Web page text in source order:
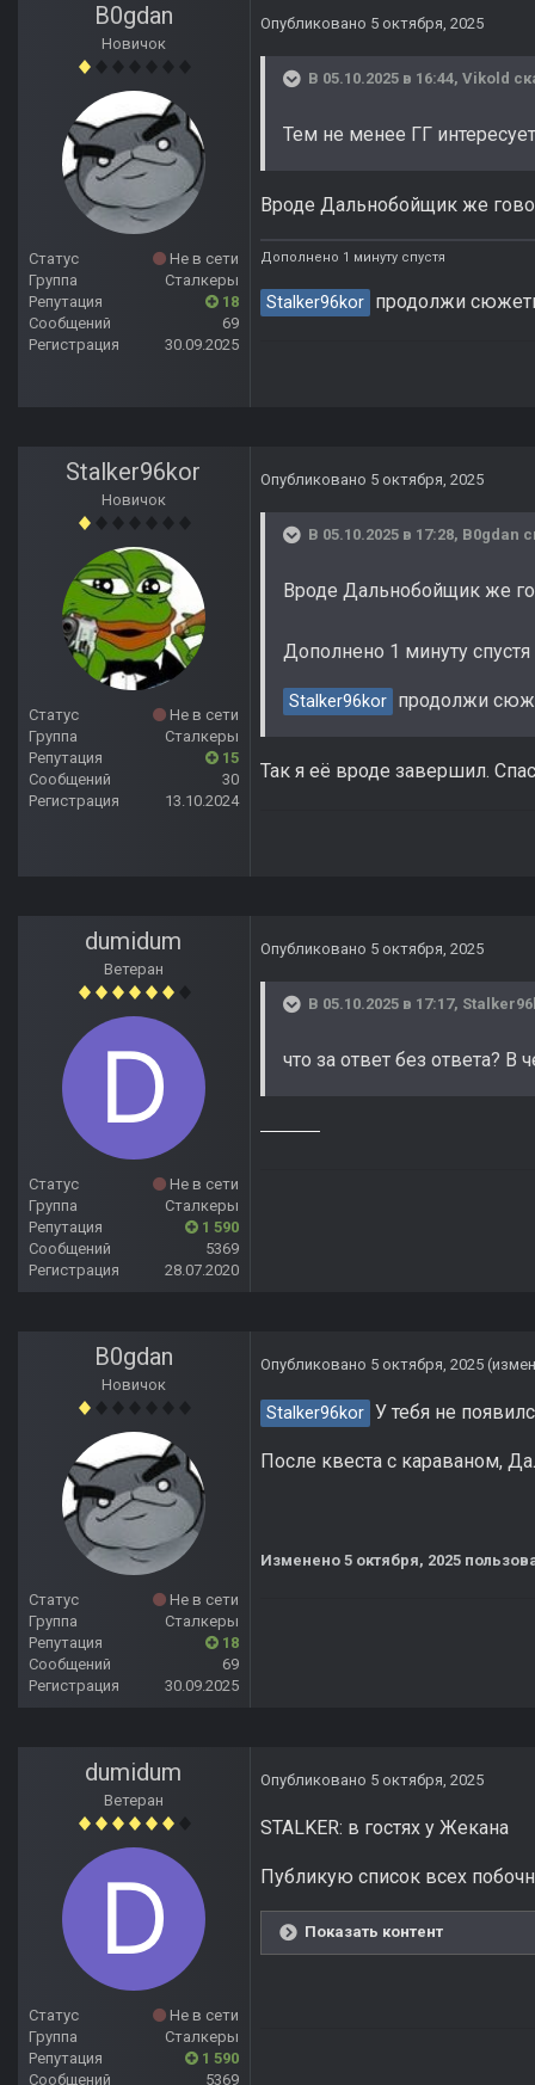
B0gdan
Новичок
Статус
Не в сети
Группа
Сталкеры
Репутация
18
Сообщений
69
Регистрация
30.09.2025
Опубликовано 5 октября, 2025
В 05.10.2025 в 16:44, Vikold
Тем не менее ГГ
Вроде Дальнобойщик же
Дополнено 1 минуту спустя
Stalker96kor продолжи
Stalker96kor
Новичок
Статус
Не в сети
Группа
Сталкеры
Репутация
15
Сообщений
30
Регистрация
13.10.2024
Опубликовано 5 октября, 2025
В 05.10.2025 в 17:28, B0gdan
Вроде Дальнобойщик же
Дополнено 1 минуту спустя
Stalker96kor продолжи
Так я её вроде завершил.
dumidum
Ветеран
Статус
Не в сети
Группа
Сталкеры
Репутация
1 590
Сообщений
5369
Регистрация
28.07.2020
Опубликовано 5 октября, 2025
В 05.10.2025 в 17:17,
что за ответ без ответа?
B0gdan
Новичок
Статус
Не в сети
Группа
Сталкеры
Репутация
18
Сообщений
69
Регистрация
30.09.2025
Опубликовано 5 октября, 2025
Stalker96kor У тебя не
После квеста с караваном,
Изменено 5 октября, 2025
dumidum
Ветеран
Статус
Не в сети
Группа
Сталкеры
Репутация
1 590
Сообщений
5369
Опубликовано 5 октября, 2025
STALKER: в гостях у Жекана
Публикую список всех
Показать контент